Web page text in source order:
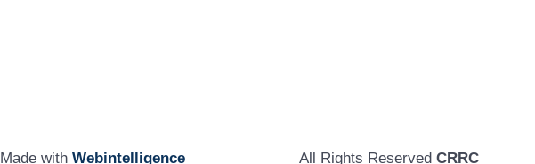
Made with Webintelligence All Rights Reserved CRRC